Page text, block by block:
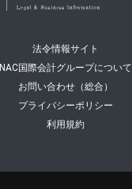
法令情報サイト
NAC国際会計グループについて
お問い合わせ（総合）
プライバシーポリシー
利用規約